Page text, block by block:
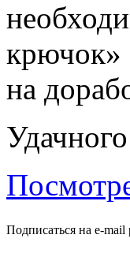
крючок»
на
Подписаться на e-mail